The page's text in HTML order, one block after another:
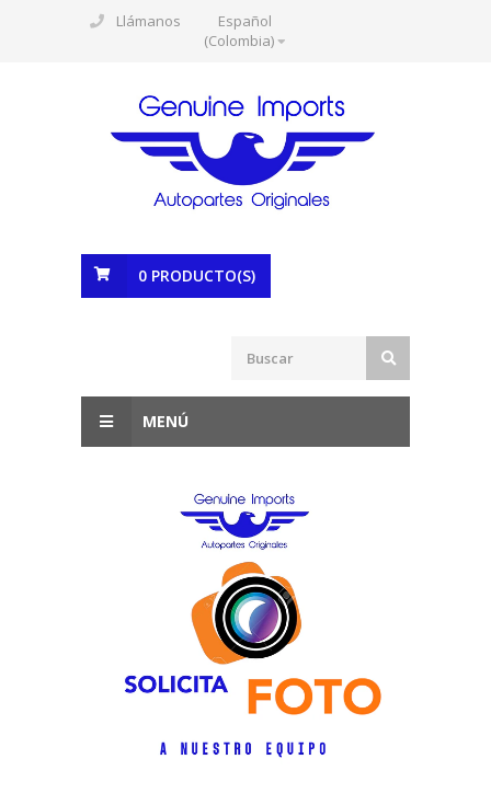
Llámanos
Español
(Colombia)
0 PRODUCTO(S)
MENÚ